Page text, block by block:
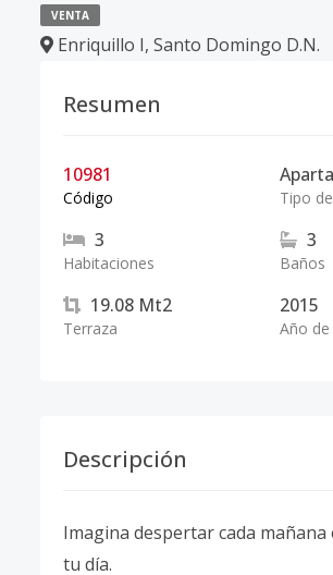
VENTA
Enriquillo I, Santo Domingo D.N.
Resumen
10981
Código Tipo
3
Habitaciones
3
Baños
19.08 Mt2
Terraza
2015
Año
Descripción
Imagina despertar cada
tu día.